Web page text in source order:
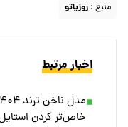
منبع : روزیاتو
اخبار مرتبط
خاص‌تر کردن